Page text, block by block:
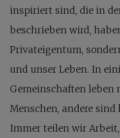
inspiriert sind, die in
beschrieben wird,
Privateigentum,
und unser Leben. In
Gemeinschaften leben
Menschen, andere sind
Immer teilen wir